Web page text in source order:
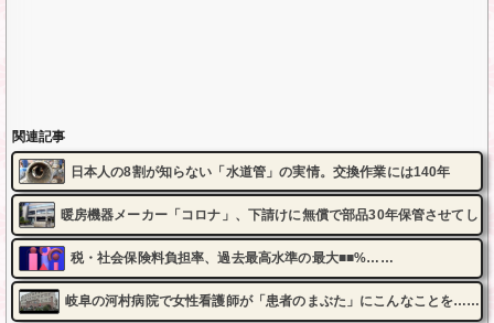
関連記事
日本人の8割が知らない「水道管」の実情。交換作業には140年
暖房機器メーカー「コロナ」、下請けに無償で部品30年保管させてし
税・社会保険料負担率、過去最高水準の最大■■%……
岐阜の河村病院で女性看護師が「患者のまぶた」にこんなことを……